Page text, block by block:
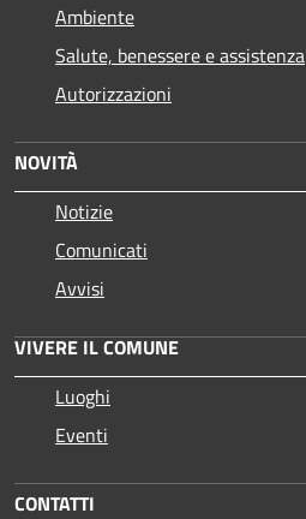
Ambiente
Salute, benessere e assistenza
Autorizzazioni
NOVITÀ
Notizie
Comunicati
Avvisi
VIVERE IL COMUNE
Luoghi
Eventi
CONTATTI